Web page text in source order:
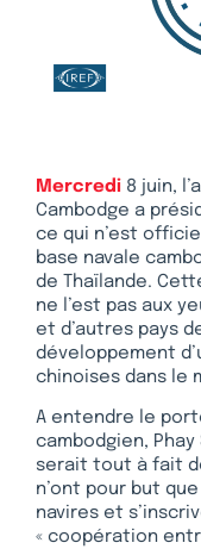
Mercredi 8 juin,
Cambodge a
ce qui n’est
base navale
de Thaïlande.
ne l’est pas aux
et d’autres pays
développement
chinoises dans le
A entendre le
cambodgien,
serait tout à fait
n’ont pour but
navires et
« coopération